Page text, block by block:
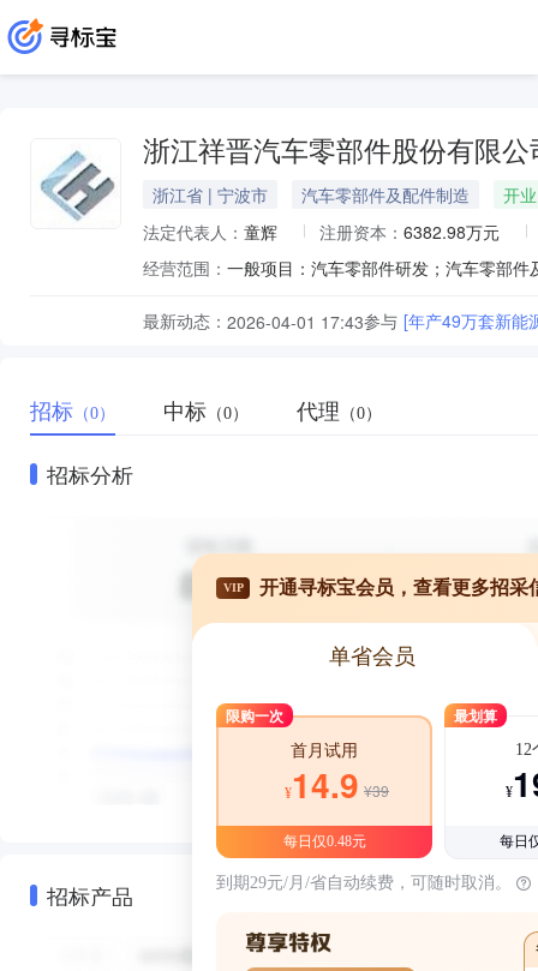
浙江祥晋汽车零部件股份有限公
浙江省 | 宁波市 汽车零部件及配件制造
开业
法定代表人： 童辉 注册资本： 6382.98万元
经营范围：
最新动态： 2026-04-01 17:43参与 [年产49万套新能
招标 （0） 中标 （0） 代理 （0）
招标分析
招标产品
VIP 开通寻标宝会员，查看更多招采
单省会员
限购一次
首月试用
¥14.9 ¥39
每日仅0.48元
最划算
12
¥
每日
到期29元/月/省自动续费，可随时取消。